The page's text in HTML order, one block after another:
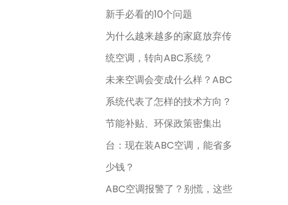
新手必看的10个问题
为什么越来越多的家庭放弃传
统空调，转向ABC系统？
未来空调会变成什么样？ABC
系统代表了怎样的技术方向？
节能补贴、环保政策密集出
台：现在装ABC空调，能省多
少钱？
ABC空调报警了？别慌，这些